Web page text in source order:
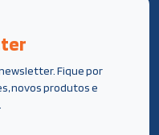
Fique por
novos produtos e